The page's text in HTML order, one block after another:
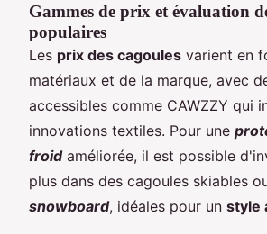
Gammes de prix et évaluation
populaires
Les prix des cagoules varient en
matériaux et de la marque, avec
accessibles comme CAWZZY qui
innovations textiles. Pour une
froidaméliorée, il est possible
plus dans des cagoules skiables
snowboard, idéales pour un style